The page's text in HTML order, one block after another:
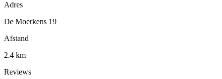
Adres
De Moerkens 19
Afstand
2.4 km
Reviews